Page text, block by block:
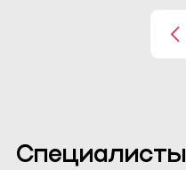
Специалисты